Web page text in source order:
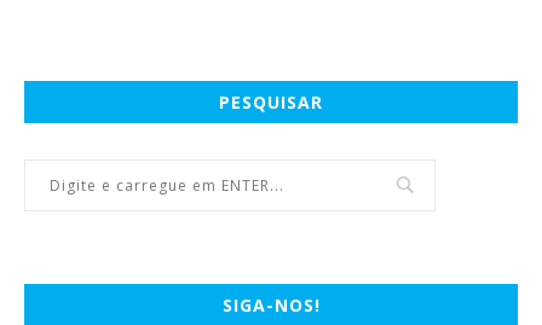
PESQUISAR
SIGA-NOS!